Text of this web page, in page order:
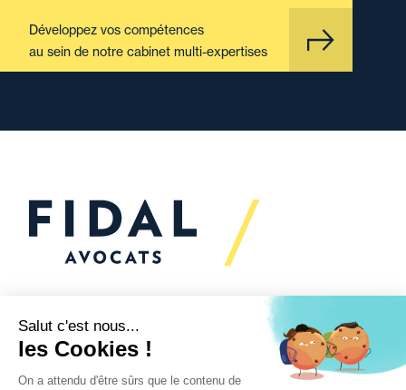
Développez vos compétences
au sein de notre cabinet multi-expertises
Vous souhaitez échanger
avec nous ?
Nous sommes